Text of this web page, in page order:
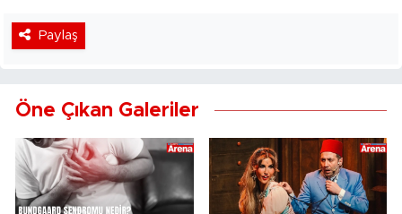
Paylaş
Öne Çıkan Galeriler